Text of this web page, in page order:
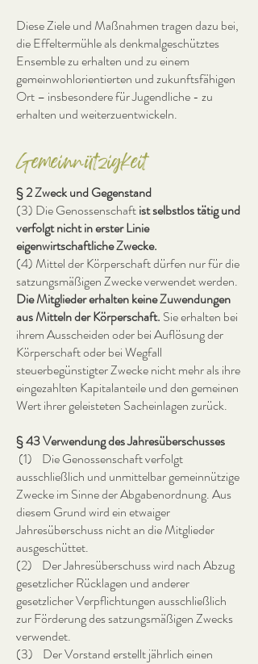
Diese Ziele und Maßnahmen tragen dazu bei,
die Effeltermühle als denkmalgeschütztes
Ensemble zu erhalten und zu einem
gemeinwohlorientierten und zukunftsfähigen
Ort – insbesondere für Jugendliche - zu
erhalten und weiterzuentwickeln.
Gemeinnützigkeit
§ 2 Zweck und Gegenstand
(3) Die Genossenschaftist selbstlos tätig und
verfolgt nicht in erster Linie
eigenwirtschaftliche Zwecke.
(4) Mittel der Körperschaft dürfen nur für die
satzungsmäßigen Zwecke verwendet werden.
Die Mitglieder erhalten keine Zuwendungen
aus Mitteln der Körperschaft. Sie erhalten bei
ihrem Ausscheiden oder bei Auflösung der
Körperschaft oder bei Wegfall
steuerbegünstigter Zwecke nicht mehr als ihre
eingezahlten Kapitalanteile und den gemeinen
Wert ihrer geleisteten Sacheinlagen zurück.
§ 43 Verwendung des Jahresüberschusses
(1) Die Genossenschaft verfolgt
ausschließlich und unmittelbar gemeinnützige
Zwecke im Sinne der Abgabenordnung. Aus
diesem Grund wird ein etwaiger
Jahresüberschuss nicht an die Mitglieder
ausgeschüttet.
(2) Der Jahresüberschuss wird nach Abzug
gesetzlicher Rücklagen und anderer
gesetzlicher Verpflichtungen ausschließlich
zur Förderung des satzungsmäßigen Zwecks
verwendet.
(3) Der Vorstand erstellt jährlich einen